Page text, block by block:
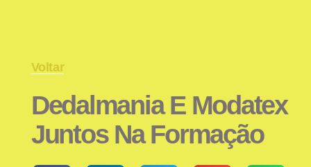
Voltar
Dedalmania E Modatex
Juntos Na Formação